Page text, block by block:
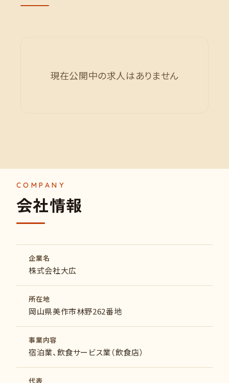
現在公開中の求人はありません
会社情報
企業名
株式会社大広
所在地
岡山県美作市林野262番地
事業内容
宿泊業、飲食サービス業（飲食店）
代表